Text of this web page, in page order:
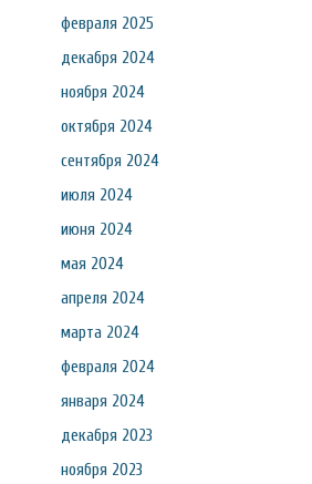
февраля 2025
декабря 2024
ноября 2024
октября 2024
сентября 2024
июля 2024
июня 2024
мая 2024
апреля 2024
марта 2024
февраля 2024
января 2024
декабря 2023
ноября 2023